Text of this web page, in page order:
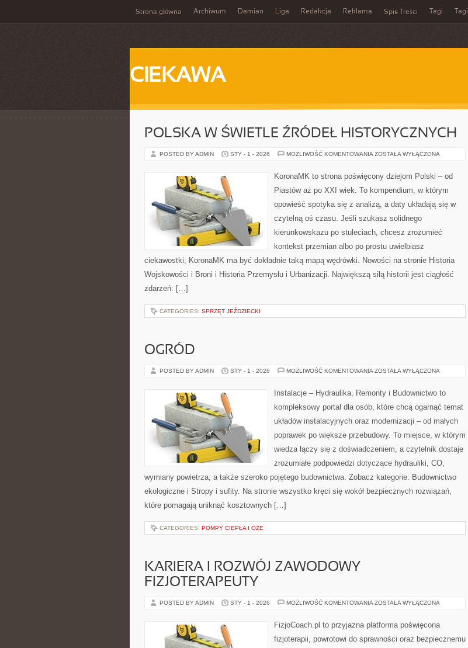
Strona główna Archiwum Damian Liga Redakcja Reklama Spis Treści Tagi Tagi
CIEKAWA
POLSKA W ŚWIETLE ŹRÓDEŁ HISTORYCZNYCH
POSTED BY ADMIN STY - 1 - 2026 MOŻLIWOŚĆ KOMENTOWANIA POLSKA
ŹRÓDEŁ
HISTORYCZNYCH
ZOSTAŁA WYŁĄCZONA
KoronaMK to strona poświęcony dziejom Polski – od
Piastów aż po XXI wiek. To kompendium, w którym
opowieść spotyka się z analizą, a daty układają się w
czytelną oś czasu. Jeśli szukasz solidnego
kierunkowskazu po stuleciach, chcesz zrozumieć
kontekst przemian albo po prostu uwielbiasz
ciekawostki, KoronaMK ma być dokładnie taką mapą wędrówki. Nowości na stronie Historia
Wojskowości i Broni i Historia Przemysłu i Urbanizacji. Największą siłą historii jest ciągłość
zdarzeń: […]
CATEGORIES: SPRZĘT JEŹDZIECKI
OGRÓD
POSTED BY ADMIN STY - 1 - 2026 MOŻLIWOŚĆ KOMENTOWANIA OGRÓD
ZOSTAŁA WYŁĄCZONA
Instalacje – Hydraulika, Remonty i Budownictwo to
kompleksowy portal dla osób, które chcą ogarnąć temat
układów instalacyjnych oraz modernizacji – od małych
poprawek po większe przebudowy. To miejsce, w którym
wiedza łączy się z doświadczeniem, a czytelnik dostaje
zrozumiałe podpowiedzi dotyczące hydrauliki, CO,
wymiany powietrza, a także szeroko pojętego budownictwa. Zobacz kategorie: Budownictwo
ekologiczne i Stropy i sufity. Na stronie wszystko kręci się wokół bezpiecznych rozwiązań,
które pomagają uniknąć kosztownych […]
CATEGORIES: POMPY CIEPŁA I OZE
KARIERA I ROZWÓJ ZAWODOWY
FIZJOTERAPEUTY
POSTED BY ADMIN STY - 1 - 2026 MOŻLIWOŚĆ KOMENTOWANIA KARIERA
ZAWODOWY
FIZJOTERAPEUTY
ZOSTAŁA WYŁĄCZONA
FizjoCoach.pl to przyjazna platforma poświęcona
fizjoterapii, powrotowi do sprawności oraz bezpiecznemu